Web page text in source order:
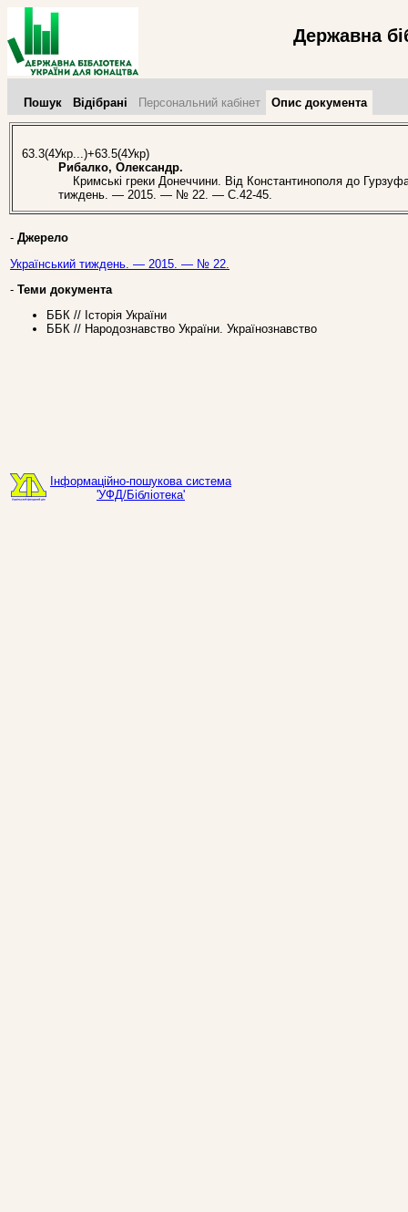
Державна
Пошук Відібрані Персональний кабінет Опис документа
63.3(4Укр...)+63.5(4Укр)
Рибалко, Олександр.
Кримські греки Донеччини. Від Константинополя до
тиждень. — 2015. — № 22. — С.42-45.
- Джерело
Український тиждень. — 2015. — № 22.
- Теми документа
ББК // Історія України
ББК // Народознавство України. Українознавство
Інформаційно-пошукова система
'УФД/Бібліотека'